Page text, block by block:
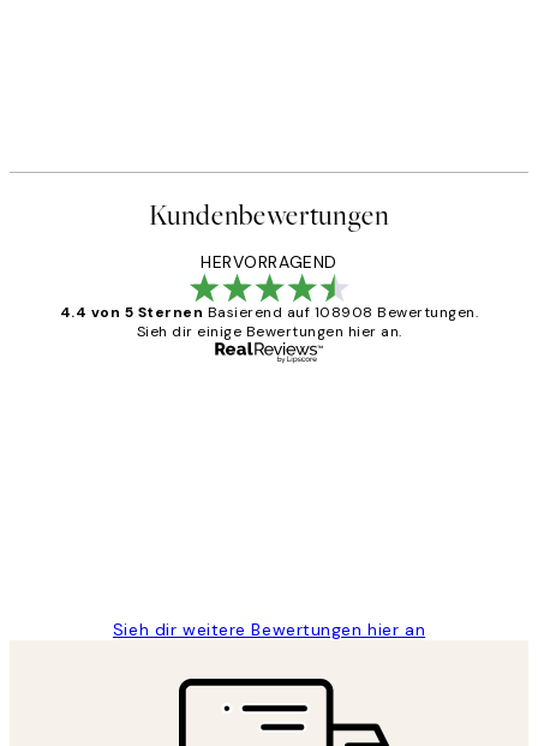
Kundenbewertungen
HERVORRAGEND
4.4 von 5 Sternen Basierend auf 108908 Bewertungen.
Sieh dir einige Bewertungen hier an.
Sieh dir weitere Bewertungen hier an